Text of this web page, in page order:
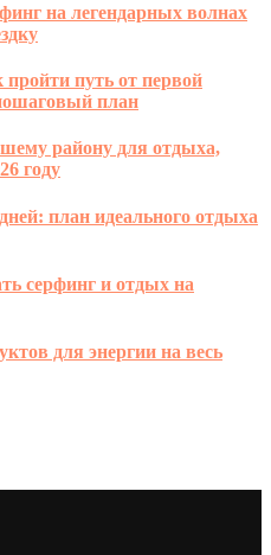
на легендарных волнах
путь от первой
план
району для отдыха,
году
план идеального отдыха
серфинг и отдых на
для энергии на весь